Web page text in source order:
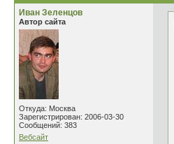
Иван Зеленцов
Автор сайта
Откуда: Москва
Зарегистрирован: 2006-03-30
Сообщений: 383
Вебсайт